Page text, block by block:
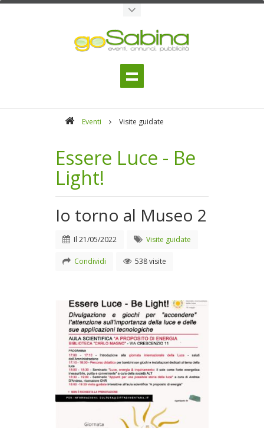
Eventi Visite guidate
Essere Luce - Be
Light!
Io torno al Museo 2
Il 21/05/2022 Visite guidate
Condividi 538 visite